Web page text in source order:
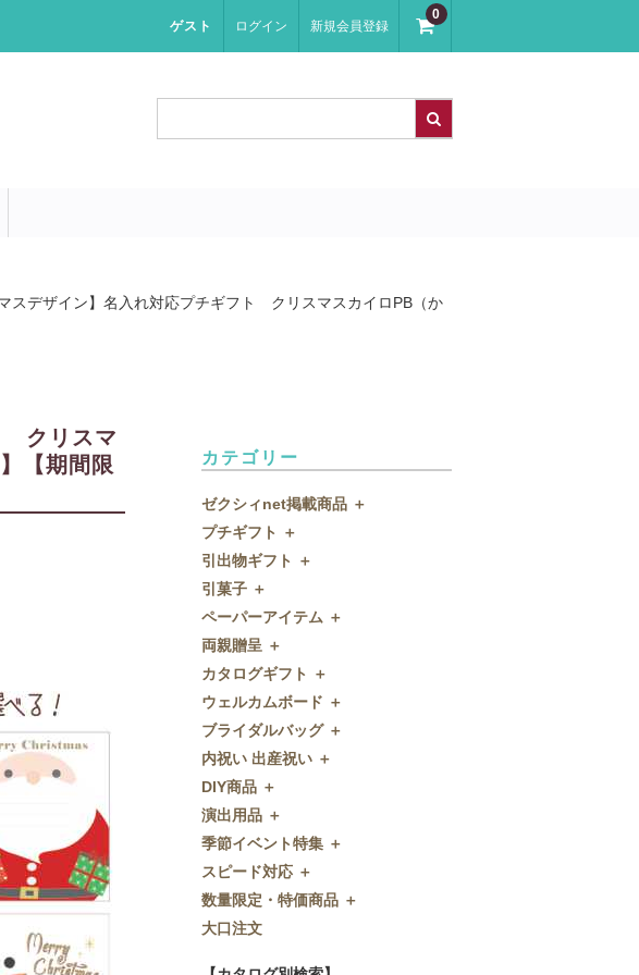
ゲスト ログイン 新規会員登録
0
スデザイン】名入れ対応プチギフト クリスマスカイロPB（か
クリスマ
【期間限
カテゴリー
ゼクシィnet掲載商品 ＋
ゼクシィnet掲載商品
プチギフト ＋
プチギフト
ウェルカムプチギフト
アメニティ
キャンディー・金平糖
クッキー
スプーン
チョコレート
ディズニー
ドラジェ
プチタオル
席札立て
耳かき＆ぺん
紅茶＆コーヒー
和風プチギフト
引出物ギフト ＋
引出物ギフト
グラス
タオル・石鹸・名披露目
ディズニーギフト
今治タオル
引出物セット
和食器
名入れ贈呈品
特選ギフト
珈琲・紅茶
鰹節・フード
引菓子 ＋
引菓子
バウムクーヘン
洋菓子
和菓子
FLAVOR
ペーパーアイテム ＋
ペーパーアイテム
招待状
席次表
席札
付箋・メッセージカード
印刷代行
ディズニーシリーズ
両親贈呈 ＋
両親贈呈
ディズニーウェイトドール
ウェイトベア
子育て卒業証書
クロックギフト
カタログギフト ＋
カタログギフト
OCEAN&TERRE GOURMET
SHIKISAI ONE
Grace
ウェルカムボード ＋
ウェルカムボード
カラーステンドグラス調
ガラス
フラワータイプ
ペンダントクロック
ミラー
メッセージパズル
似顔絵
ブライダルバッグ ＋
ブライダルバッグ
内祝い 出産祝い ＋
内祝い 出産祝い
DIY商品 ＋
DIY商品
演出用品 ＋
演出用品
リングピロー
ブーケプルズ
結婚証明書
季節イベント特集 ＋
季節イベント特集
サクラ
クローバー
スピード対応 ＋
スピード対応
即日お急ぎ発送
数量限定・特価商品 ＋
数量限定・特価商品
大口注文